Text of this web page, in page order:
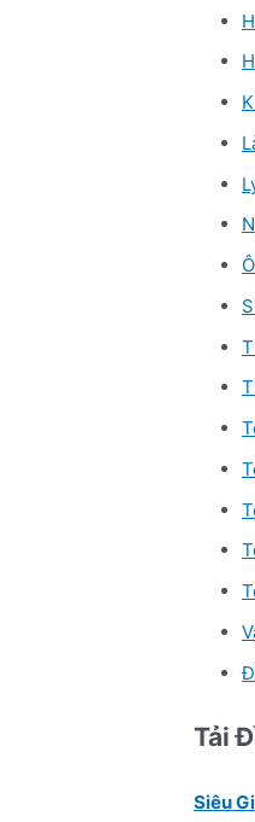
Tải
Siêu